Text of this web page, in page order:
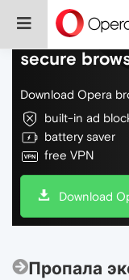
Do more on
secure
Download Opera
built-in ad
battery saver
free VPN
Download
Пропала